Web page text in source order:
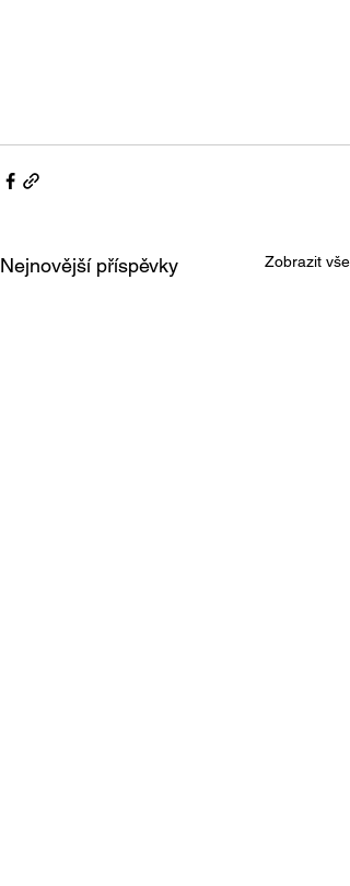
Nejnovější příspěvky Zobrazit vše